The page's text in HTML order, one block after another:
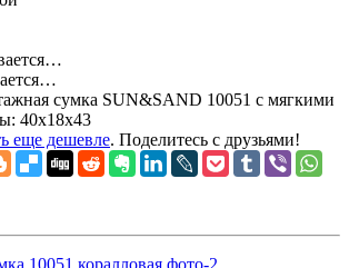
сумка SUN&SAND 10051 с мягкими
40x18x43
еще дешевле. Поделитесь с друзьями!